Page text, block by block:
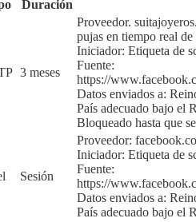
Duración
3 meses
Proveedor.
pujas en tiempo real
Iniciador: Etiqueta de
Fuente:
https://
Datos enviados a:
País adecuado bajo el
Bloqueado hasta que
Sesión
Proveedor:
Iniciador: Etiqueta de
Fuente:
https://
Datos enviados a:
País adecuado bajo el